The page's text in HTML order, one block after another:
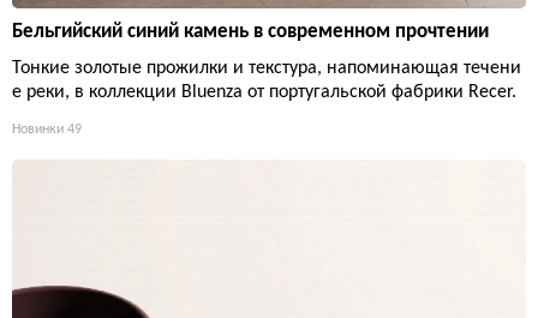
Бельгийский синий камень в современном прочтении
Тонкие золотые прожилки и текстура, напоминающая течени
е реки, в коллекции Bluenza от португальской фабрики Recer.
Новинки 49